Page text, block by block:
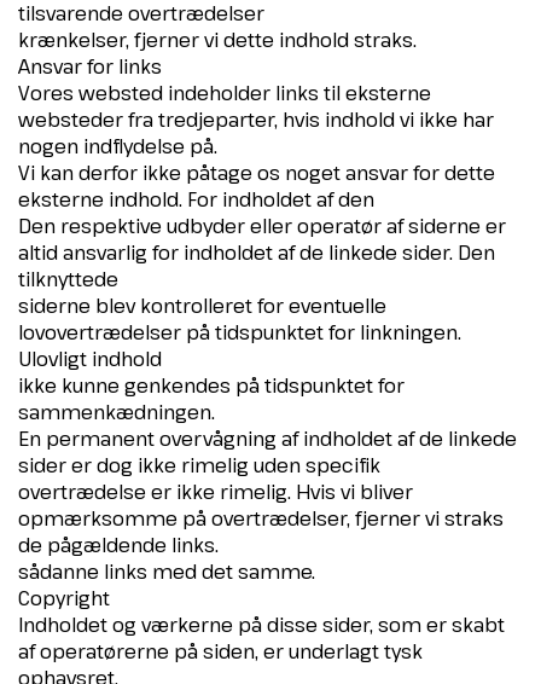
tilsvarende overtrædelser
krænkelser, fjerner vi dette indhold straks.
Ansvar for links
Vores websted indeholder links til eksterne
websteder fra tredjeparter, hvis indhold vi ikke har
nogen indflydelse på.
Vi kan derfor ikke påtage os noget ansvar for dette
eksterne indhold. For indholdet af den
Den respektive udbyder eller operatør af siderne er
altid ansvarlig for indholdet af de linkede sider. Den
tilknyttede
siderne blev kontrolleret for eventuelle
lovovertrædelser på tidspunktet for linkningen.
Ulovligt indhold
ikke kunne genkendes på tidspunktet for
sammenkædningen.
En permanent overvågning af indholdet af de linkede
sider er dog ikke rimelig uden specifik
overtrædelse er ikke rimelig. Hvis vi bliver
opmærksomme på overtrædelser, fjerner vi straks
de pågældende links.
sådanne links med det samme.
Copyright
Indholdet og værkerne på disse sider, som er skabt
af operatørerne på siden, er underlagt tysk
ophavsret.